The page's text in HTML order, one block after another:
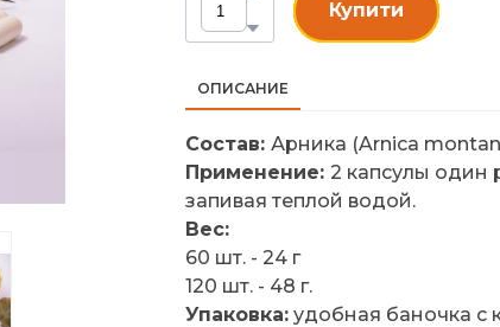
Купити
ОПИСАНИЕ
Состав: Арника (Arnica
Применение: 2 капсулы один
запивая теплой водой.
Вес:
60 шт. - 24 г
120 шт. - 48 г.
Упаковка: удобная баночка с